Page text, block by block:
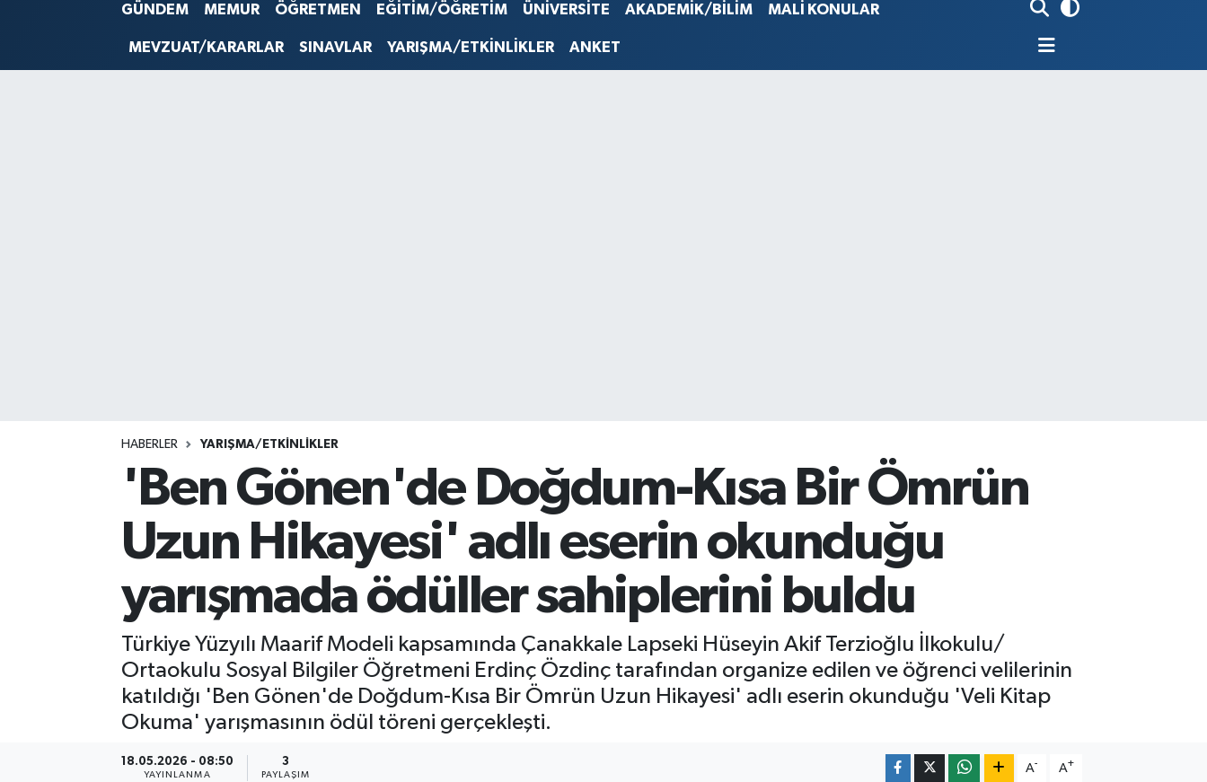
STERLİN
GÜNDEM MEMUR ÖĞRETMEN EĞİTİM/ÖĞRETİM ÜNİVERSİTE AKADEMİK/BİLİM MALİ KONULAR
MEVZUAT/KARARLAR SINAVLAR YARIŞMA/ETKİNLİKLER ANKET
HABERLER YARIŞMA/ETKİNLİKLER
'Ben Gönen'de Doğdum-Kısa Bir Ömrün
Uzun Hikayesi' adlı eserin okunduğu
yarışmada ödüller sahiplerini buldu
Türkiye Yüzyılı Maarif Modeli kapsamında Çanakkale Lapseki Hüseyin Akif Terzioğlu İlkokulu/
Ortaokulu Sosyal Bilgiler Öğretmeni Erdinç Özdinç tarafından organize edilen ve öğrenci velilerinin
katıldığı 'Ben Gönen'de Doğdum-Kısa Bir Ömrün Uzun Hikayesi' adlı eserin okunduğu 'Veli Kitap
Okuma' yarışmasının ödül töreni gerçekleşti.
18.05.2026 - 08:50
YAYINLANMA
3
PAYLAŞIM
A- A+